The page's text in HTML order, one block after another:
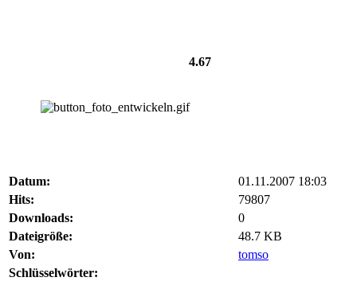
4.67
Datum:
01.11.2007 18:03
Hits:
79807
Downloads:
0
Dateigröße:
48.7 KB
Von:
tomso
Schlüsselwörter: